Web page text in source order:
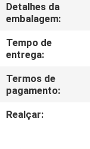
CONTACTE-
NOS
PEÇA
UMAS
CITAÇÕES
Detalhes da
embalagem:
Tempo de
entrega:
Termos de
pagamento:
Realçar: